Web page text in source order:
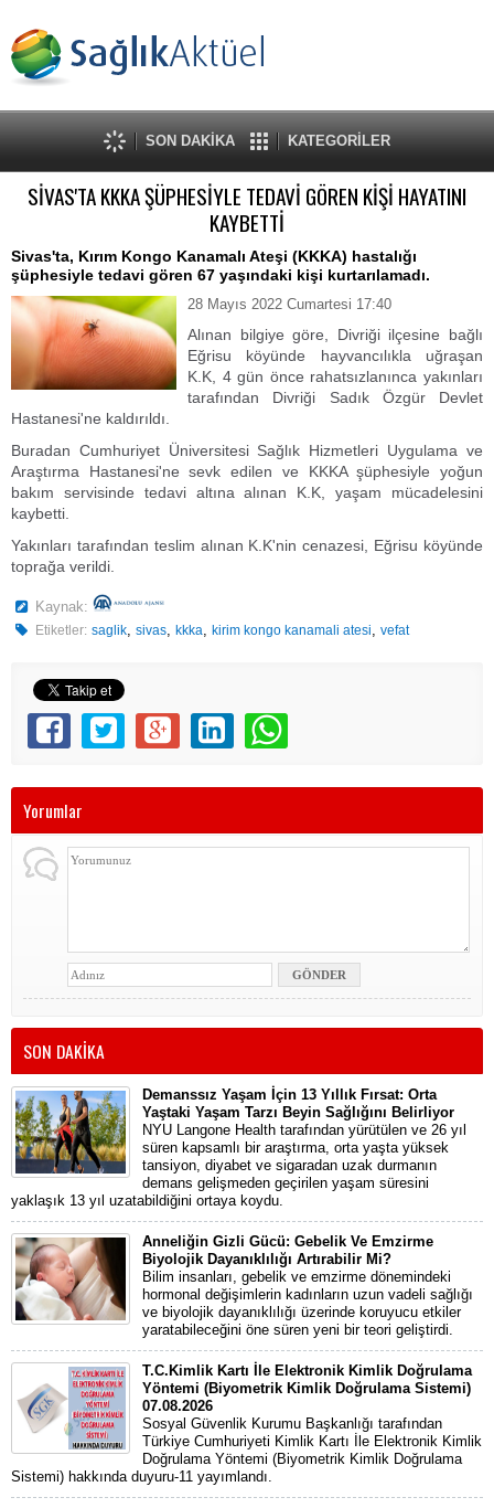
SON DAKİKA KATEGORİLER
SİVAS'TA KKKA ŞÜPHESİYLE TEDAVİ GÖREN KİŞİ HAYATINI
KAYBETTİ
Sivas'ta, Kırım Kongo Kanamalı Ateşi (KKKA) hastalığı
şüphesiyle tedavi gören 67 yaşındaki kişi kurtarılamadı.
28 Mayıs 2022 Cumartesi 17:40
Alınan bilgiye göre, Divriği ilçesine bağlı
Eğrisu köyünde hayvancılıkla uğraşan
K.K, 4 gün önce rahatsızlanınca yakınları
tarafından Divriği Sadık Özgür Devlet
Hastanesi'ne kaldırıldı.
Buradan Cumhuriyet Üniversitesi Sağlık Hizmetleri Uygulama ve
Araştırma Hastanesi'ne sevk edilen ve KKKA şüphesiyle yoğun
bakım servisinde tedavi altına alınan K.K, yaşam mücadelesini
kaybetti.
Yakınları tarafından teslim alınan K.K'nin cenazesi, Eğrisu köyünde
toprağa verildi.
Kaynak:
Etiketler: saglik,sivas,kkka,kirim kongo kanamali atesi,vefat
Yorumlar
SON DAKİKA
Demanssız Yaşam İçin 13 Yıllık Fırsat: Orta
Yaştaki Yaşam Tarzı Beyin Sağlığını Belirliyor
NYU Langone Health tarafından yürütülen ve 26 yıl
süren kapsamlı bir araştırma, orta yaşta yüksek
tansiyon, diyabet ve sigaradan uzak durmanın
demans gelişmeden geçirilen yaşam süresini
yaklaşık 13 yıl uzatabildiğini ortaya koydu.
Anneliğin Gizli Gücü: Gebelik Ve Emzirme
Biyolojik Dayanıklılığı Artırabilir Mi?
Bilim insanları, gebelik ve emzirme dönemindeki
hormonal değişimlerin kadınların uzun vadeli sağlığı
ve biyolojik dayanıklılığı üzerinde koruyucu etkiler
yaratabileceğini öne süren yeni bir teori geliştirdi.
T.C.Kimlik Kartı İle Elektronik Kimlik Doğrulama
Yöntemi (Biyometrik Kimlik Doğrulama Sistemi)
07.08.2026
Sosyal Güvenlik Kurumu Başkanlığı tarafından
Türkiye Cumhuriyeti Kimlik Kartı İle Elektronik Kimlik
Doğrulama Yöntemi (Biyometrik Kimlik Doğrulama
Sistemi) hakkında duyuru-11 yayımlandı.